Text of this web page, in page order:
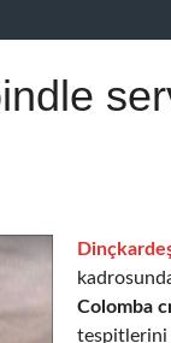
Colomba
tespitlerini